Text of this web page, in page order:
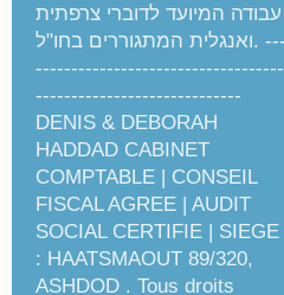
עבודה המיועד לדוברי צרפתית
ואנגלית המתגוררים בחו"ל. ---
-----------------------------------
-----------------------------
DENIS & DEBORAH
HADDAD CABINET
COMPTABLE | CONSEIL
FISCAL AGREE | AUDIT
SOCIAL CERTIFIE | SIEGE
: HAATSMAOUT 89/320,
ASHDOD . Tous droits